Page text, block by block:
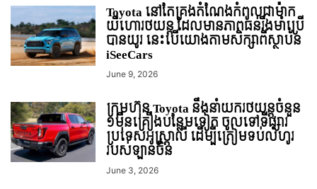
Toyota នៅតែគ្រងតំណែងកំពូលជាម៉ាក
យីហោរថយន្ដ ដែលមានភាពធន់រឹងមាំប្រើ
បានយូរ នេះបើយោងតាមសិក្សាពីស្ថាប័ន
iSeeCars
June 9, 2026
ក្រុមហ៊ុន Toyota នឹងនាំយករថយន្តចំនួន
១មុឺនគ្រឿងបន្ថែមទៀត ចូលទៅទីផ្សារ
ប្រទេសអូស្ត្រាលី ដើម្បីត្រៀមទប់លំហូរ
របស់ឡានចិន
June 3, 2026